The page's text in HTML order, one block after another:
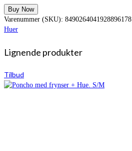
pris
var:
er:
Buy Now
Varenummer (SKU): 8490264041928896178
Huer
Lignende produkter
Tilbud